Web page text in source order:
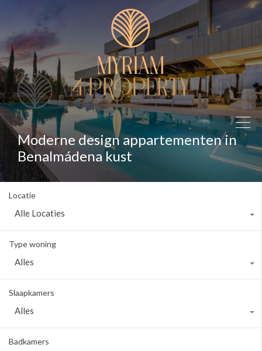
Moderne design appartementen in
Benalmádena kust
Locatie
Alle Locaties
Type woning
Alles
Slaapkamers
Alles
Badkamers